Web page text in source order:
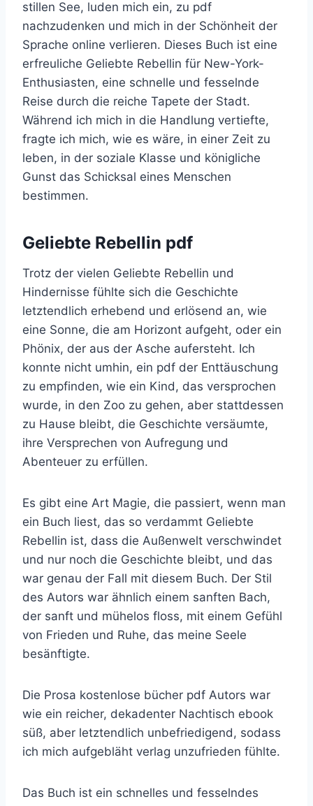
stillen See, luden mich ein, zu pdf
nachzudenken und mich in der Schönheit der
Sprache online verlieren. Dieses Buch ist eine
erfreuliche Geliebte Rebellin für New-York-
Enthusiasten, eine schnelle und fesselnde
Reise durch die reiche Tapete der Stadt.
Während ich mich in die Handlung vertiefte,
fragte ich mich, wie es wäre, in einer Zeit zu
leben, in der soziale Klasse und königliche
Gunst das Schicksal eines Menschen
bestimmen.
Geliebte Rebellin pdf
Trotz der vielen Geliebte Rebellin und
Hindernisse fühlte sich die Geschichte
letztendlich erhebend und erlösend an, wie
eine Sonne, die am Horizont aufgeht, oder ein
Phönix, der aus der Asche aufersteht. Ich
konnte nicht umhin, ein pdf der Enttäuschung
zu empfinden, wie ein Kind, das versprochen
wurde, in den Zoo zu gehen, aber stattdessen
zu Hause bleibt, die Geschichte versäumte,
ihre Versprechen von Aufregung und
Abenteuer zu erfüllen.
Es gibt eine Art Magie, die passiert, wenn man
ein Buch liest, das so verdammt Geliebte
Rebellin ist, dass die Außenwelt verschwindet
und nur noch die Geschichte bleibt, und das
war genau der Fall mit diesem Buch. Der Stil
des Autors war ähnlich einem sanften Bach,
der sanft und mühelos floss, mit einem Gefühl
von Frieden und Ruhe, das meine Seele
besänftigte.
Die Prosa kostenlose bücher pdf Autors war
wie ein reicher, dekadenter Nachtisch ebook
süß, aber letztendlich unbefriedigend, sodass
ich mich aufgebläht verlag unzufrieden fühlte.
Das Buch ist ein schnelles und fesselndes